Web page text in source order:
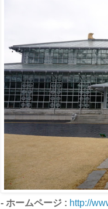
- ホームページ : http://